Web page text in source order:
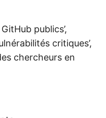
publics’,
critiques’,
chercheurs en